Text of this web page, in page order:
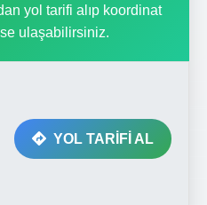
yol tarifi alıp koordinat
ulaşabilirsiniz.
YOL TARİFİ AL